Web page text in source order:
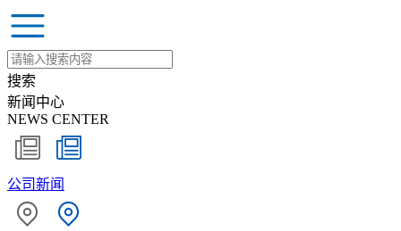
搜索
新闻中心
NEWS CENTER
公司新闻